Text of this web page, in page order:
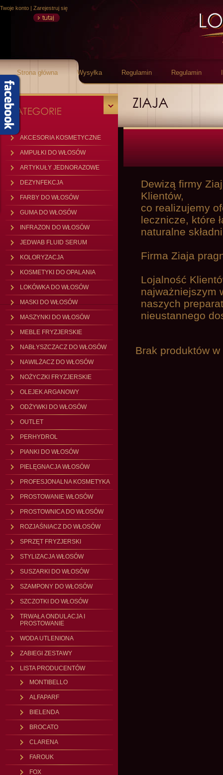
Twoje konto | Zarejestruj się
Strona główna Wysyłka Regulamin Regulamin
AKCESORIA KOSMETYCZNE
AMPUŁKI DO WŁOSÓW
ARTYKUŁY JEDNORAZOWE
DEZYNFEKCJA
FARBY DO WŁOSÓW
GUMA DO WŁOSÓW
INFRAZON DO WŁOSÓW
JEDWAB FLUID SERUM
KOLORYZACJA
KOSMETYKI DO OPALANIA
LOKÓWKA DO WŁOSÓW
MASKI DO WŁOSÓW
MASZYNKI DO WŁOSÓW
MEBLE FRYZJERSKIE
NABŁYSZCZACZ DO WŁOSÓW
NAWILŻACZ DO WŁOSÓW
NOŻYCZKI FRYZJERSKIE
OLEJEK ARGANOWY
ODŻYWKI DO WŁOSÓW
OUTLET
PERHYDROL
PIANKI DO WŁOSÓW
PIELĘGNACJA WŁOSÓW
PROFESJONALNA KOSMETYKA
PROSTOWANIE WŁOSÓW
PROSTOWNICA DO WŁOSÓW
ROZJAŚNIACZ DO WŁOSÓW
SPRZĘT FRYZJERSKI
STYLIZACJA WŁOSÓW
SUSZARKI DO WŁOSÓW
SZAMPONY DO WŁOSÓW
SZCZOTKI DO WŁOSÓW
TRWAŁA ONDULACJA I
PROSTOWANIE
WODA UTLENIONA
ZABIEGI ZESTAWY
LISTA PRODUCENTÓW
MONTIBELLO
ALFAPARF
BIELENDA
BROCATO
CLARENA
FAROUK
FOX
ZIAJA
Dewizą firmy
Klientów,
co realizujemy
lecznicze, które
naturalne
Firma Ziaja
Lojalność
najważniejszym
naszych
nieustannego
Brak produktów